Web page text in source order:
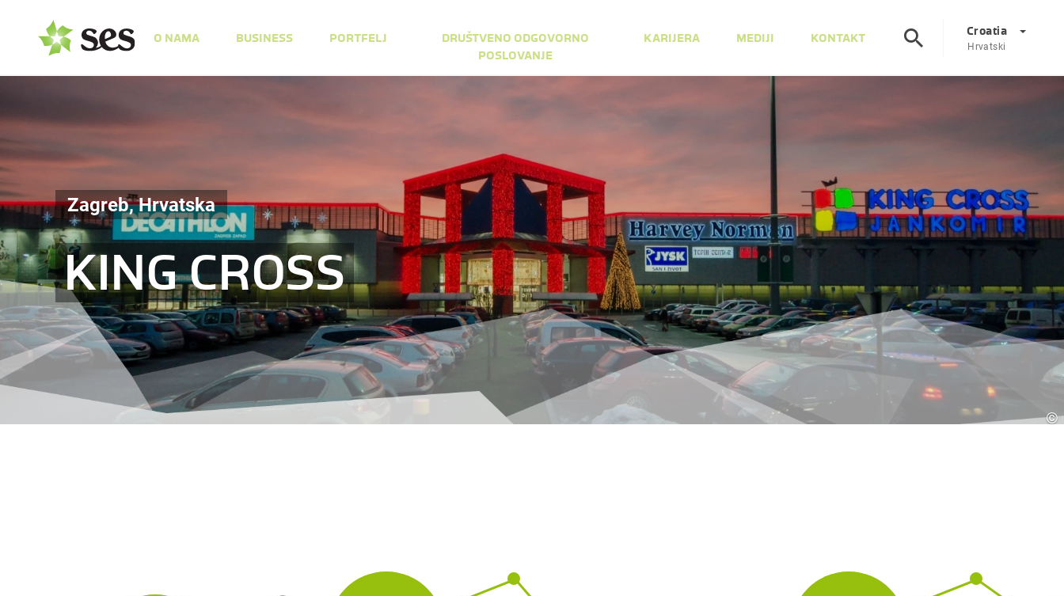
O NAMA BUSINESS PORTFELJ
DRUŠTVENO ODGOVORNO
POSLOVANJE
KARIJERA MEDIJI KONTAKT Croatia
Hrvatski
Austrija
Slovenija SL EN
Mađarska HU EN
Češka CS EN
Hrvatska
Zagreb, Hrvatska
KING CROSS
©